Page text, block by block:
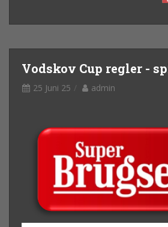
Vodskov Cup regler -
25 Juni 25 admin